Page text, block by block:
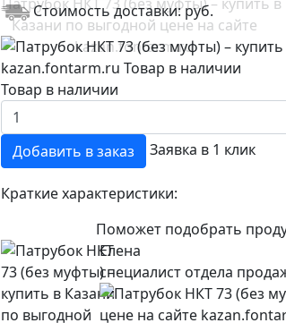
Стоимость доставки:руб.
Товар в наличии
Добавить в заказ Заявка в 1 клик
Краткие характеристики:
Поможет подобрать
Елена
специалист отдела